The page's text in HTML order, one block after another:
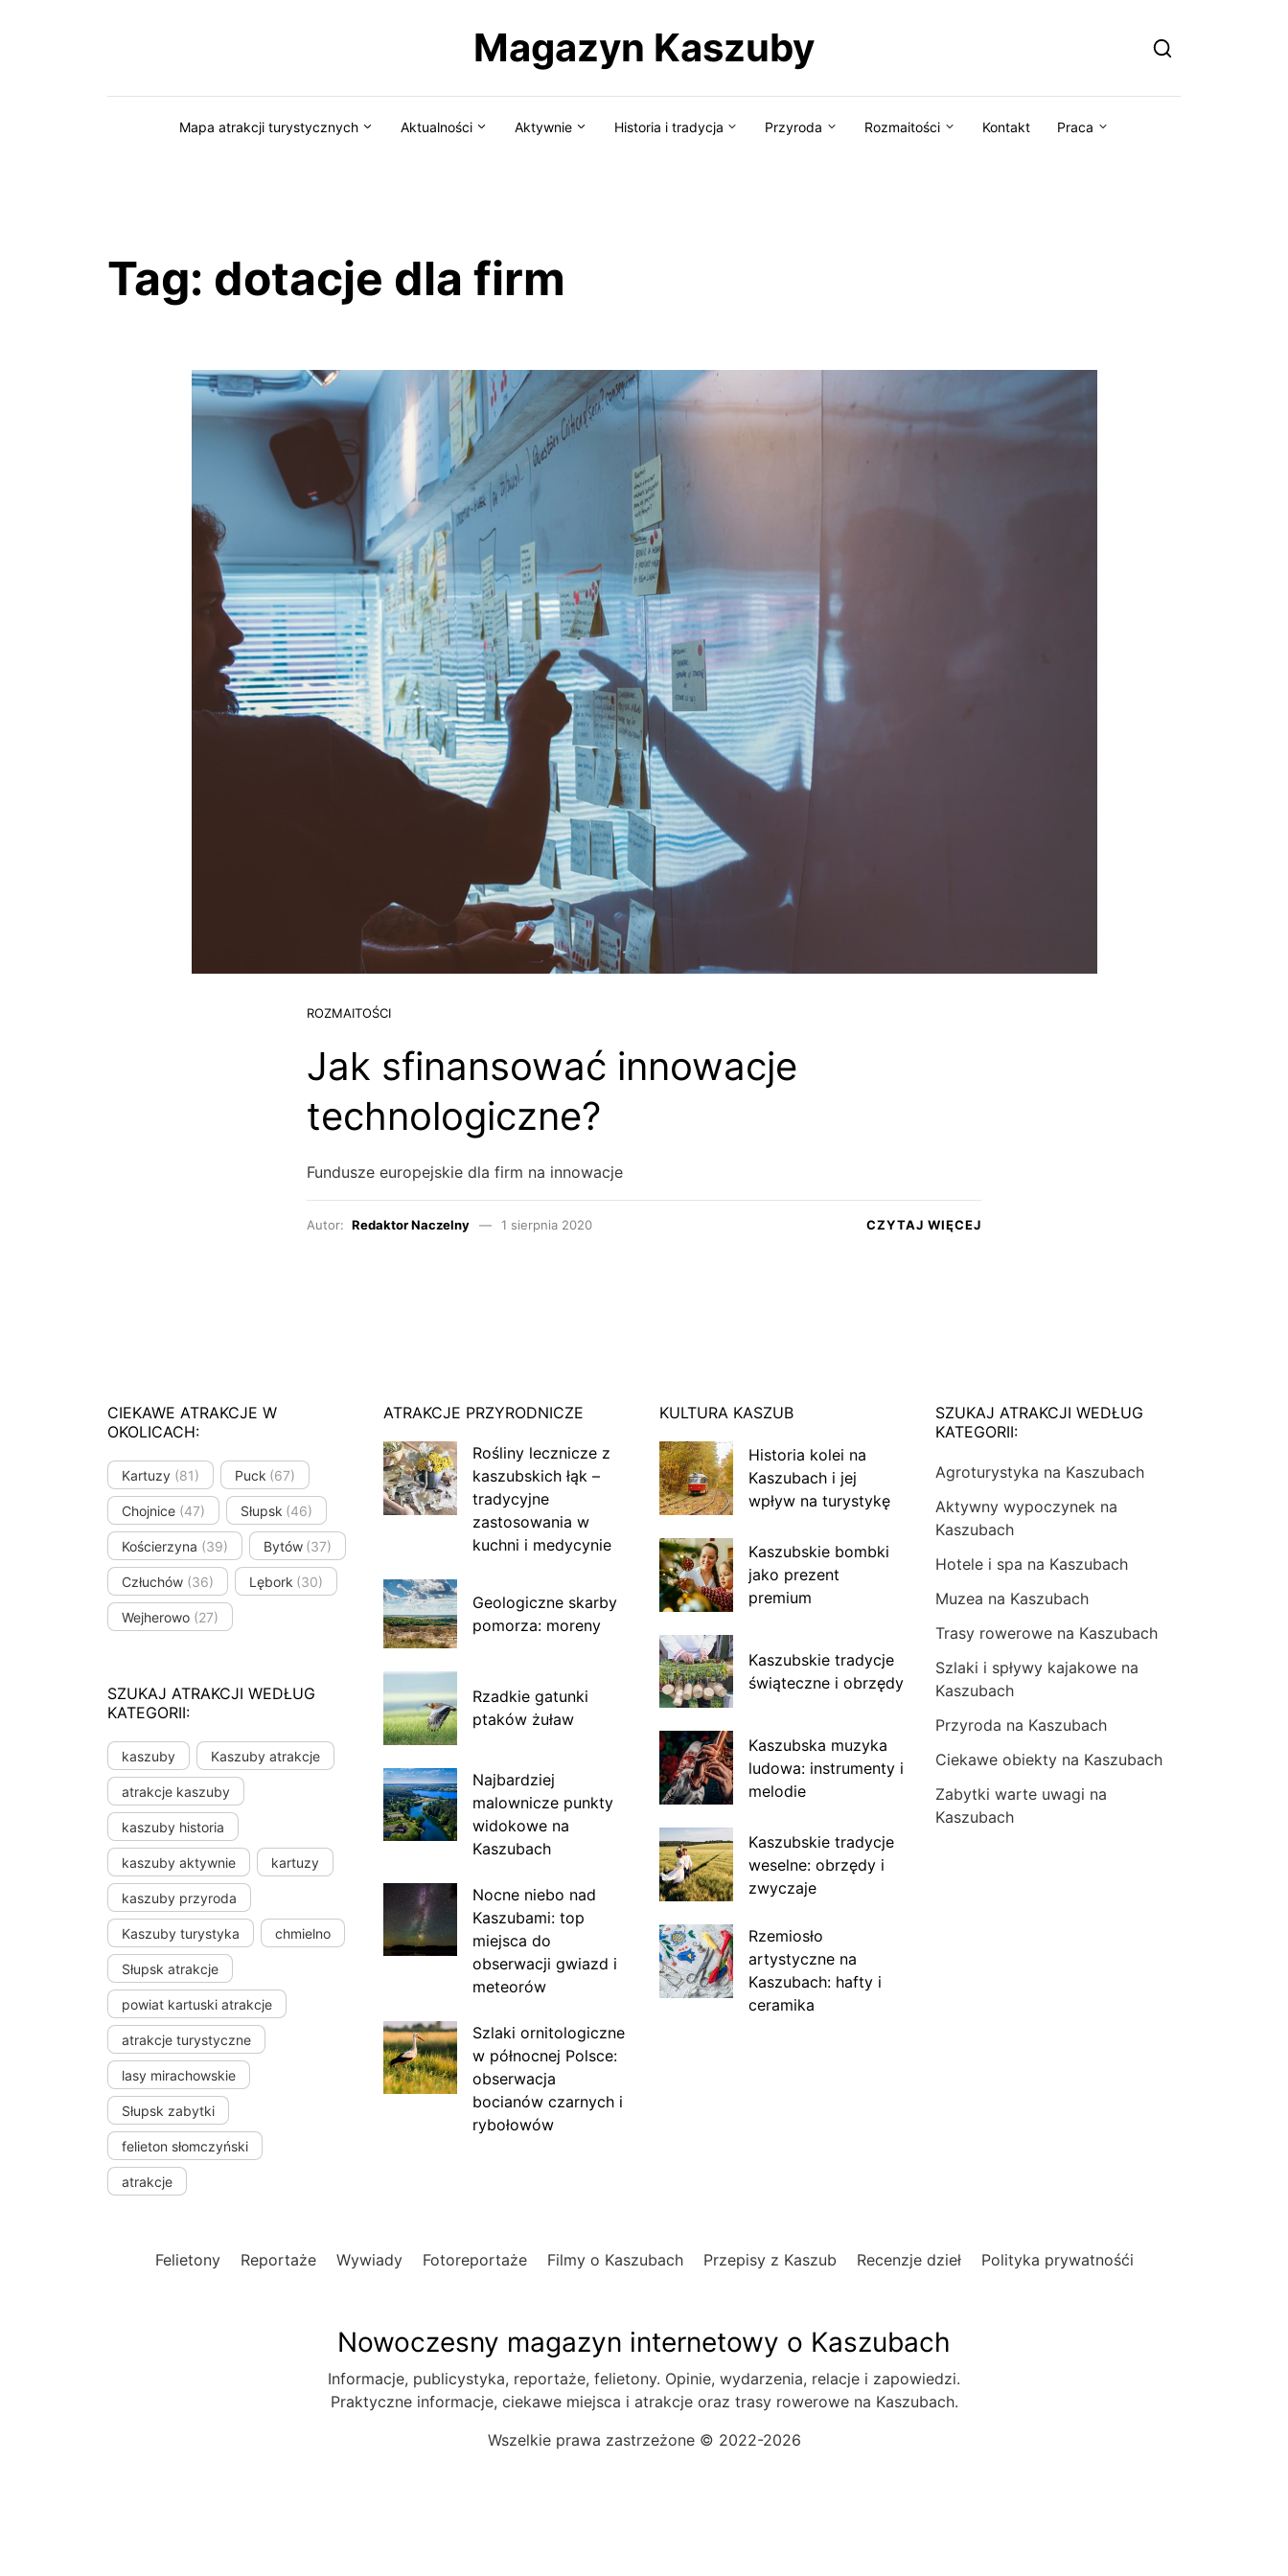
Magazyn Kaszuby
Mapa atrakcji turystycznych Aktualności Aktywnie Historia i tradycja Przyroda Rozmaitości Kontakt Praca
Tag: dotacje dla firm
ROZMAITOŚCI
Jak sfinansować innowacje
technologiczne?
Fundusze europejskie dla firm na innowacje
Autor: Redaktor Naczelny 1 sierpnia 2020 CZYTAJ WIĘCEJ
CIEKAWE ATRAKCJE W
OKOLICACH:
Kartuzy (81) Puck (67)
Chojnice (47) Słupsk (46)
Kościerzyna (39) Bytów (37)
Człuchów (36) Lębork (30)
Wejherowo (27)
SZUKAJ ATRAKCJI WEDŁUG
KATEGORII:
kaszuby Kaszuby atrakcje
atrakcje kaszuby
kaszuby historia
kaszuby aktywnie kartuzy
kaszuby przyroda
Kaszuby turystyka chmielno
Słupsk atrakcje
powiat kartuski atrakcje
atrakcje turystyczne
lasy mirachowskie
Słupsk zabytki
felieton słomczyński
atrakcje
ATRAKCJE PRZYRODNICZE
Rośliny lecznicze z
kaszubskich łąk –
tradycyjne
zastosowania w
kuchni i medycynie
Geologiczne skarby
pomorza: moreny
Rzadkie gatunki
ptaków żuław
Najbardziej
malownicze punkty
widokowe na
Kaszubach
Nocne niebo nad
Kaszubami: top
miejsca do
obserwacji gwiazd i
meteorów
Szlaki ornitologiczne
w północnej Polsce:
obserwacja
bocianów czarnych i
rybołowów
KULTURA KASZUB
Historia kolei na
Kaszubach i jej
wpływ na turystykę
Kaszubskie bombki
jako prezent
premium
Kaszubskie tradycje
świąteczne i obrzędy
Kaszubska muzyka
ludowa: instrumenty i
melodie
Kaszubskie tradycje
weselne: obrzędy i
zwyczaje
Rzemiosło
artystyczne na
Kaszubach: hafty i
ceramika
SZUKAJ ATRAKCJI WEDŁUG
KATEGORII:
Agroturystyka na Kaszubach
Aktywny wypoczynek na
Kaszubach
Hotele i spa na Kaszubach
Muzea na Kaszubach
Trasy rowerowe na Kaszubach
Szlaki i spływy kajakowe na
Kaszubach
Przyroda na Kaszubach
Ciekawe obiekty na Kaszubach
Zabytki warte uwagi na
Kaszubach
Felietony Reportaże Wywiady Fotoreportaże Filmy o Kaszubach Przepisy z Kaszub Recenzje dzieł Polityka prywatnośći
Nowoczesny magazyn internetowy o Kaszubach
Informacje, publicystyka, reportaże, felietony. Opinie, wydarzenia, relacje i zapowiedzi.
Praktyczne informacje, ciekawe miejsca i atrakcje oraz trasy rowerowe na Kaszubach.
Wszelkie prawa zastrzeżone © 2022-2026